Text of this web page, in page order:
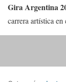
Gira Argentina
carrera artística